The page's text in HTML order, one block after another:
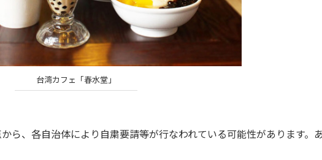
台湾カフェ「春水堂」
ら、各自治体により自粛要請等が行なわれている可能性があります。